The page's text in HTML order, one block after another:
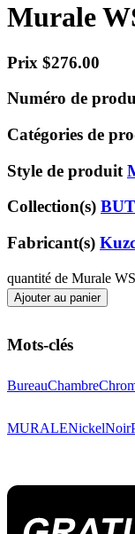
Murale
Prix $276.00
Numéro de
Catégories de
Style de produit
Collection(s)
Fabricant(s)
quantité de Murale
Ajouter au panier
Mots-clés
BureauChambre
MURALENickelNoir